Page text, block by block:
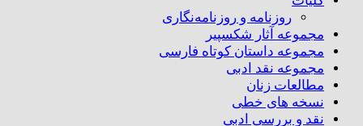
روزنامه و روزنامه‌نگاری
مجموعه آثار شکسپیر
مجموعه داستان کوتاه فارسی
مجموعه نقد ادبی
مطالعات زنان
نسخه های خطی
نقد و بررسی ادبی